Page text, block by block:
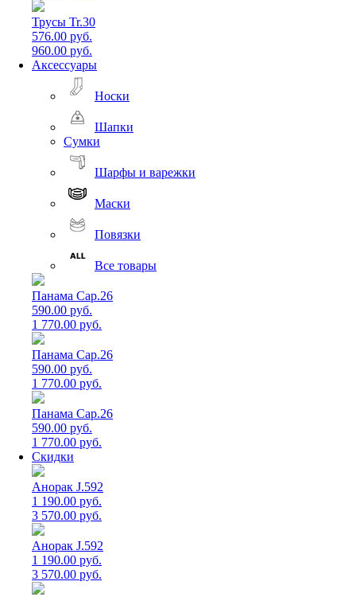
Трусы Tr.30
576.00 руб.
960.00 руб.
Аксессуары
Носки
Шапки
Сумки
Шарфы и варежки
Маски
Повязки
Все товары
Панама Cap.26
590.00 руб.
1 770.00 руб.
Панама Cap.26
590.00 руб.
1 770.00 руб.
Панама Cap.26
590.00 руб.
1 770.00 руб.
Скидки
Анорак J.592
1 190.00 руб.
3 570.00 руб.
Анорак J.592
1 190.00 руб.
3 570.00 руб.